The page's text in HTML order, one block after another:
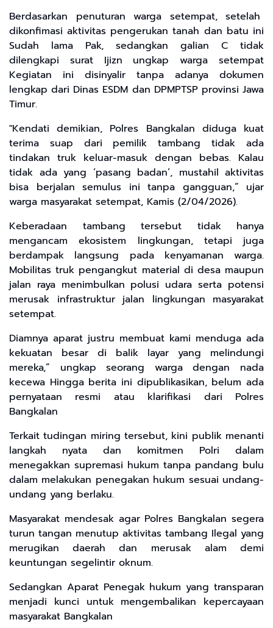
Berdasarkan penuturan warga setempat, setelah
dikonfimasi aktivitas pengerukan tanah dan batu ini
Sudah lama Pak, sedangkan galian C tidak
dilengkapi surat Ijizn ungkap warga setempat
Kegiatan ini disinyalir tanpa adanya dokumen
lengkap dari Dinas ESDM dan DPMPTSP provinsi Jawa
Timur.
"Kendati demikian, Polres Bangkalan diduga kuat
terima suap dari pemilik tambang tidak ada
tindakan truk keluar-masuk dengan bebas. Kalau
tidak ada yang ‘pasang badan’, mustahil aktivitas
bisa berjalan semulus ini tanpa gangguan,” ujar
warga masyarakat setempat, Kamis (2/04/2026).
Keberadaan tambang tersebut tidak hanya
mengancam ekosistem lingkungan, tetapi juga
berdampak langsung pada kenyamanan warga.
Mobilitas truk pengangkut material di desa maupun
jalan raya menimbulkan polusi udara serta potensi
merusak infrastruktur jalan lingkungan masyarakat
setempat.
Diamnya aparat justru membuat kami menduga ada
kekuatan besar di balik layar yang melindungi
mereka,” ungkap seorang warga dengan nada
kecewa Hingga berita ini dipublikasikan, belum ada
pernyataan resmi atau klarifikasi dari Polres
Bangkalan
Terkait tudingan miring tersebut, kini publik menanti
langkah nyata dan komitmen Polri dalam
menegakkan supremasi hukum tanpa pandang bulu
dalam melakukan penegakan hukum sesuai undang-
undang yang berlaku.
Masyarakat mendesak agar Polres Bangkalan segera
turun tangan menutup aktivitas tambang Ilegal yang
merugikan daerah dan merusak alam demi
keuntungan segelintir oknum.
Sedangkan Aparat Penegak hukum yang transparan
menjadi kunci untuk mengembalikan kepercayaan
masyarakat Bangkalan